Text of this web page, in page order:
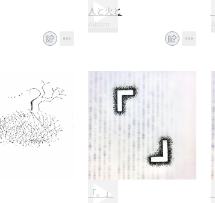
人と火と
Albem
「。」